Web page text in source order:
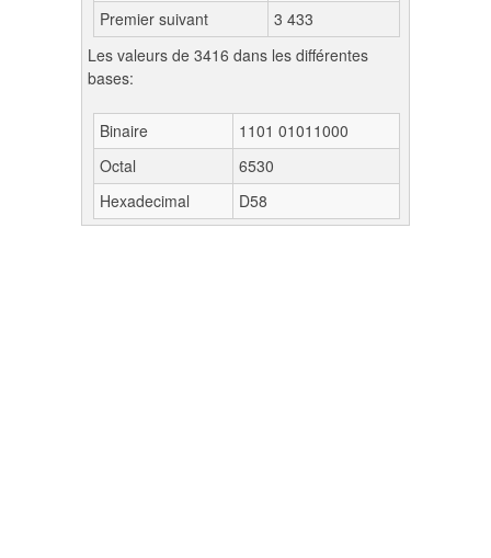
Premier suivant
3 433
Les valeurs de 3416 dans les différentes
bases:
Binaire
1101 01011000
Octal
6530
Hexadecimal
D58